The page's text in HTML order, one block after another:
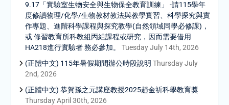
9.17「實驗室生物安全與生物保全教育訓練」 -請115學年
度修讀物理/化學/生物教材教法與教學實習、科學探究與實
作專題、進階科學課程與探究教學(自然領域同學必修課)，
或 修習教育所科教組丙組課程或研究，因而需要借用
HA218進行實驗者 務必參加。
Tuesday July 14th, 2026
(正體中文) 115年暑假期間辦公時段說明 Thursday July
2nd, 2026
(正體中文) 恭賀孫之元講座教授2025趙金祈科學教育獎
Thursday April 30th, 2026